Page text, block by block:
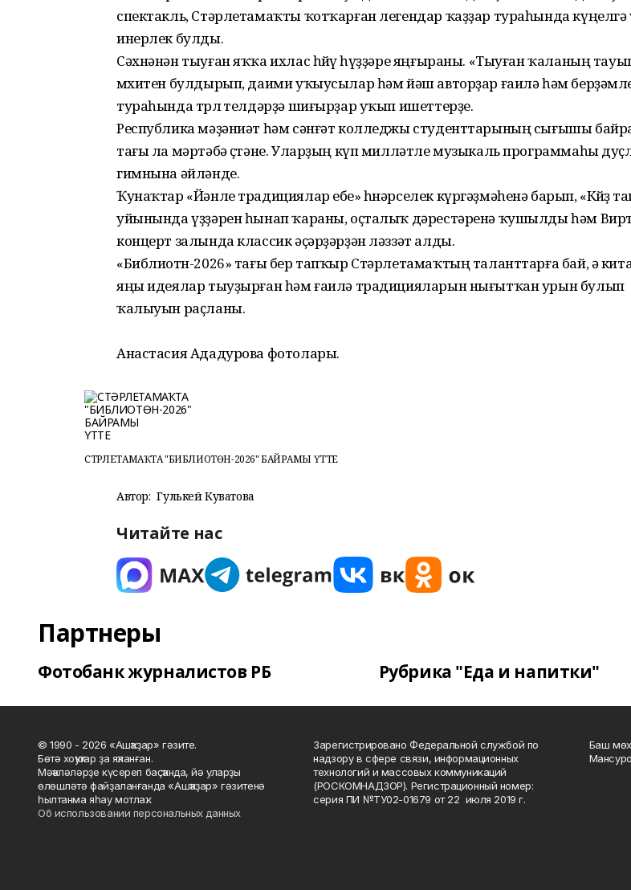
спектакль, Стәрлетамаҡты ҡотҡарған легендар ҡаҙҙар тураһында күңелгә
инерлек булды.
Сәхнәнән тыуған яҡҡа ихлас һөйөү һүҙҙәре яңғыраны. «Тыуған ҡаланың
мөхитен булдырып, даими уҡыусылар һәм йәш авторҙар ғаилә һәм
тураһында төрлө телдәрҙә шиғырҙар уҡып ишеттерҙе.
Республика мәҙәниәт һәм сәнғәт колледжы студенттарының сығышы
тағы ла мәртәбә өҫтәне. Уларҙың күп милләтле музыкаль программаһы
гимнына әйләнде.
Ҡунаҡтар «Йәнле традициялар ебе» һөнәрселек күргәҙмәһенә барып, «Көйҙө
уйынында үҙҙәрен һынап ҡараны, оҫталыҡ дәрестәренә ҡушылды һәм
концерт залында классик әҫәрҙәрҙән ләззәт алды.
«Библиотөн-2026» тағы бер тапҡыр Стәрлетамаҡтың таланттарға бай, ә
яңы идеялар тыуҙырған һәм ғаилә традицияларын нығытҡан урын булып
ҡалыуын раҫланы.
Анастасия Ададурова фотолары.
СТӘРЛЕТАМАҠТА "БИБЛИОТӨН-2026" БАЙРАМЫ ҮТТЕ
Автор: Гулькей Куватова
Читайте нас
Партнеры
Фотобанк журналистов РБ Рубрика "Еда и напитки"
© 1990 - 2026 «Ашҡаҙар» гәзите.
Бөтә хоҡуҡтар ҙа яҡланған.
Мәҡәләләрҙе күсереп баҫҡанда, йә уларҙы
өлөшләтә файҙаланғанда «Ашҡаҙар» гәзитенә
һылтанма яһау мотлаҡ.
Об использовании персональных данных
Зарегистрировано Федеральной службой по
надзору в сфере связи, информационных
технологий и массовых коммуникаций
(РОСКОМНАДЗОР). Регистрационный номер:
серия ПИ №ТУ02-01679 от 22 июля 2019 г.
Баш